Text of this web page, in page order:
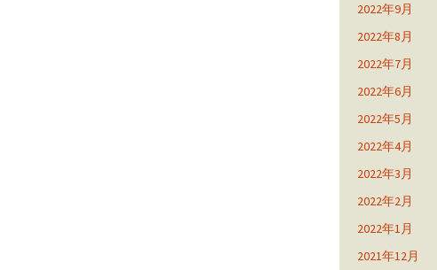
2022年9月
2022年8月
2022年7月
2022年6月
2022年5月
2022年4月
2022年3月
2022年2月
2022年1月
2021年12月